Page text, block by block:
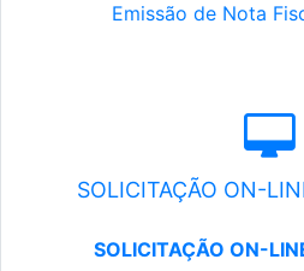
Emissão de Nota
SOLICITAÇÃO ON-
SOLICITAÇÃO ON-